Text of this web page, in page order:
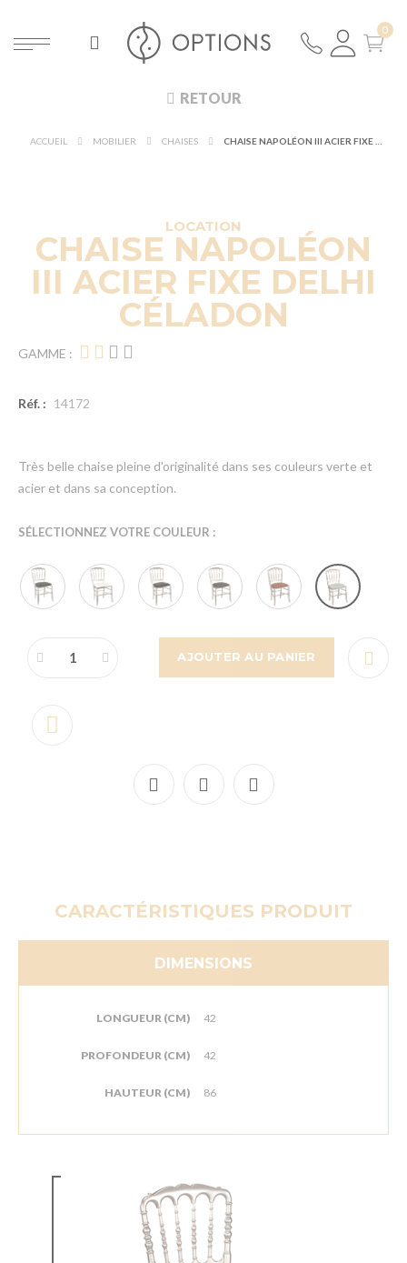
RETOUR
ACCUEIL MOBILIER CHAISES
LOCATION
CHAISE NAPOLÉON
III ACIER FIXE DELHI
CÉLADON
GAMME :
Réf. : 14172
Très belle chaise pleine d'originalité dans ses couleurs verte et
acier et dans sa conception.
SÉLECTIONNEZ VOTRE COULEUR :
AJOUTER AU PANIER
CARACTÉRISTIQUES PRODUIT
DIMENSIONS
LONGUEUR (CM) 42
PROFONDEUR (CM) 42
HAUTEUR (CM) 86